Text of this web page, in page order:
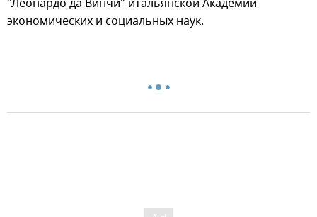
экономических и социальных наук.